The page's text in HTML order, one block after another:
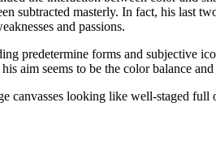
subtracted masterly. In fact, his last
and passions.
predetermine forms and subjective
aim seems to be the color balance
canvasses looking like well-staged